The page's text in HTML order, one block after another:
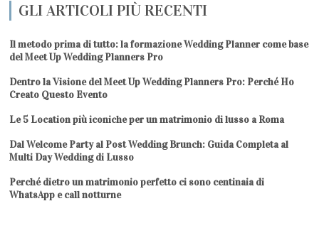
GLI ARTICOLI PIÙ RECENTI
Il metodo prima di tutto: la formazione Wedding Planner come base
del Meet Up Wedding Planners Pro
Dentro la Visione del Meet Up Wedding Planners Pro: Perché Ho
Creato Questo Evento
Le 5 Location più iconiche per un matrimonio di lusso a Roma
Dal Welcome Party al Post Wedding Brunch: Guida Completa al
Multi Day Wedding di Lusso
Perché dietro un matrimonio perfetto ci sono centinaia di
WhatsApp e call notturne